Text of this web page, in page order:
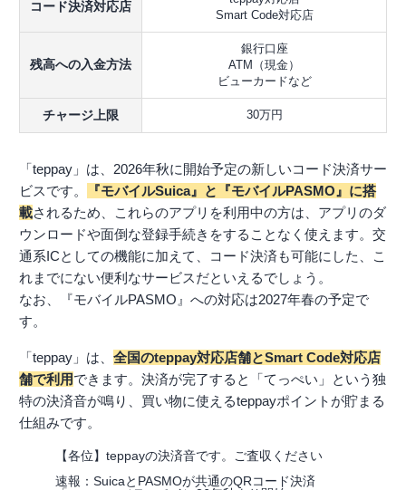
コード決済対応店
Smart Code対応店
残高への入金方法
銀行口座
ATM（現金）
ビューカードなど
チャージ上限 30万円
「teppay」は、2026年秋に開始予定の新しいコード決済サー
ビスです。
『モバイルSuica』と『モバイルPASMO』に搭
載されるため、これらのアプリを利用中の方は、アプリのダ
ウンロードや面倒な登録手続きをすることなく使えます。交
通系ICとしての機能に加えて、コード決済も可能にした、こ
れまでにない便利なサービスだといえるでしょう。
なお、『モバイルPASMO』への対応は2027年春の予定で
す。
「teppay」は、 全国のteppay対応店舗とSmart Code対応店
舗で利用できます。決済が完了すると「てっぺい」という独
特の決済音が鳴り、買い物に使えるteppayポイントが貯まる
仕組みです。
【各位】teppayの決済音です。ご査収ください
速報：SuicaとPASMOが共通のQRコード決済